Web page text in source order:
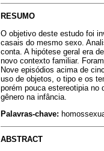
RESUMO
O objetivo deste estudo foi
casais do mesmo sexo.
conta. A hipótese geral era
novo contexto familiar.
Nove episódios acima de
uso de objetos, o tipo e os
porém pouca estereotipia
gênero na infância.
Palavras-chave:
ABSTRACT